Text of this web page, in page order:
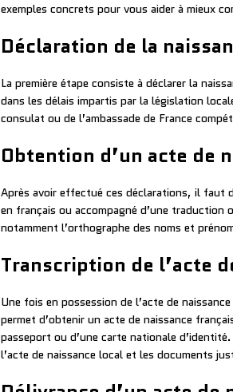
exemples concrets pour vous aider à mieux
Déclaration de la
La première étape consiste à déclarer la
dans les délais impartis par la législation
consulat ou de l’ambassade de France
Obtention d’un acte de
Après avoir effectué ces déclarations, il faut
en français ou accompagné d’une
notamment l’orthographe des noms et
Transcription de l’acte
Une fois en possession de l’acte de
permet d’obtenir un acte de naissance
passeport ou d’une carte nationale
l’acte de naissance local et les documents